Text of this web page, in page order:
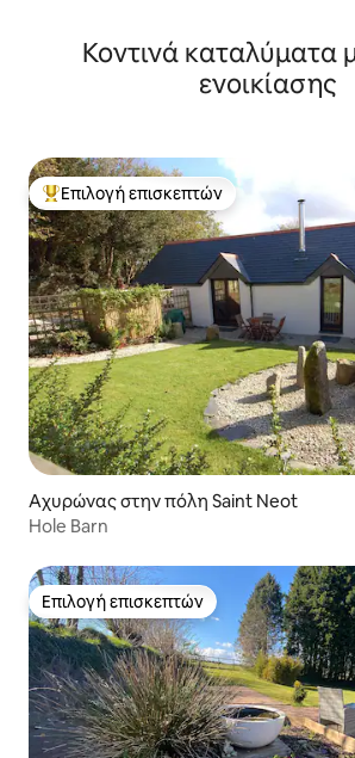
Κοντινά καταλύματα
ενοικίασης
Κορυφαία επιλογή επισκεπτών
Επιλογή επισκεπτών
Αχυρώνας στην πόλη Saint Neot
Hole Barn
Επιλογή επισκεπτών
Επιλογή επισκεπτών